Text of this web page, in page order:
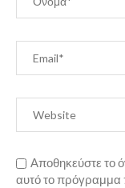
Αποθηκεύστε το
αυτό το πρόγραμμα